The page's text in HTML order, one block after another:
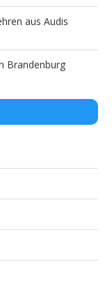
aus Audis
Brandenburg